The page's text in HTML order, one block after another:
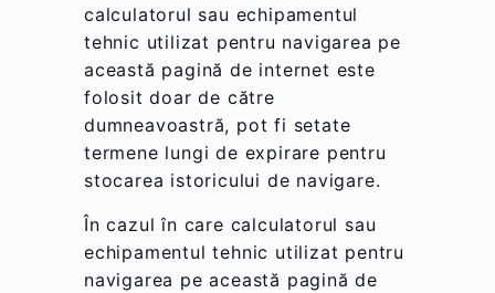
calculatorul sau echipamentul
tehnic utilizat pentru navigarea pe
această pagină de internet este
folosit doar de către
dumneavoastră, pot fi setate
termene lungi de expirare pentru
stocarea istoricului de navigare.
În cazul în care calculatorul sau
echipamentul tehnic utilizat pentru
navigarea pe această pagină de